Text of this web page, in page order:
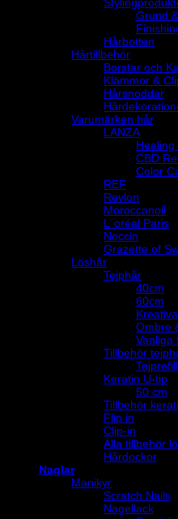
Grund
Hårbotten
Hårtillbehör
Borstar och
Klämmor &
Hårsnoddar
Varumärken hår
LANZA
CBD
Color
REF
Revlon
Moroccanoil
L´oréal Paris
Neccin
Grazette of
Löshår
Tejphår
40cm
60cm
Ombre
Vanliga
Tillbehör
Tejprefill
Keratin U-tip
50 cm
Tillbehör
Flip in
Clip-in
Alla tillbehör
Hårdockor
Naglar
Manikyr
Scratch Nails
Nagellack